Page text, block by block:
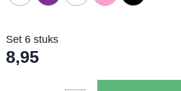
Set 6 stuks
8,95